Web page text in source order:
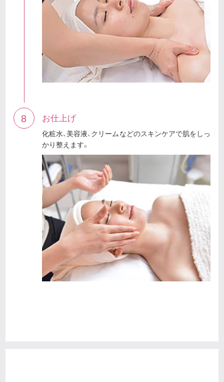
8 お仕上げ
化粧水、美容液、クリームなどのスキンケアで肌をしっ
かり整えます。